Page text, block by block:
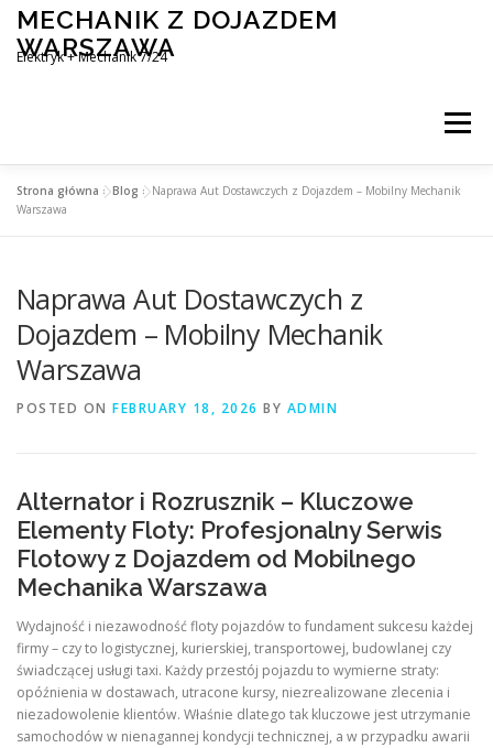
Skip
content
MECHANIK Z DOJAZDEM
WARSZAWA
Elektryk + Mechanik 7/24
Menu
MOBILNY MECHANIK WARSZAWA
ELEKTRYK SAMOCHODOWY BLOG
Strona główna »Blog »Naprawa Aut Dostawczych z Dojazdem – Mobilny Mechanik
Warszawa
Naprawa Aut Dostawczych z
Dojazdem – Mobilny Mechanik
Warszawa
POSTED ON FEBRUARY 18, 2026 BY ADMIN
Alternator i Rozrusznik – Kluczowe
Elementy Floty: Profesjonalny Serwis
Flotowy z Dojazdem od Mobilnego
Mechanika Warszawa
Wydajność i niezawodność floty pojazdów to fundament sukcesu każdej
firmy – czy to logistycznej, kurierskiej, transportowej, budowlanej czy
świadczącej usługi taxi. Każdy przestój pojazdu to wymierne straty:
opóźnienia w dostawach, utracone kursy, niezrealizowane zlecenia i
niezadowolenie klientów. Właśnie dlatego tak kluczowe jest utrzymanie
samochodów w nienagannej kondycji technicznej, a w przypadku awarii